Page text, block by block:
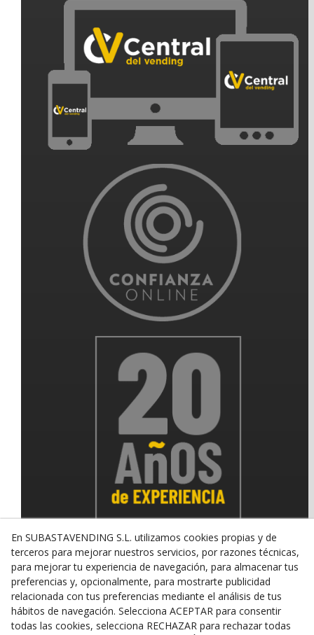
© 08/2026 SUBASTAVENDING SL - Todos los derechos
reservados.
Política de Privacidad Aviso Legal Política de Cookies
En SUBASTAVENDING S.L. utilizamos cookies propias y de
terceros para mejorar nuestros servicios, por razones técnicas,
para mejorar tu experiencia de navegación, para almacenar tus
preferencias y, opcionalmente, para mostrarte publicidad
relacionada con tus preferencias mediante el análisis de tus
hábitos de navegación. Selecciona ACEPTAR para consentir
todas las cookies, selecciona RECHAZAR para rechazar todas